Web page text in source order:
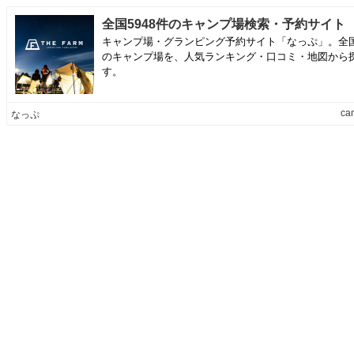
全国5948件のキャンプ場検索・予約サイト
キャンプ場・グランピング予約サイト「なっぷ」。全
のキャンプ場を、人気ランキング・口コミ・地図から
す。
なっぷ